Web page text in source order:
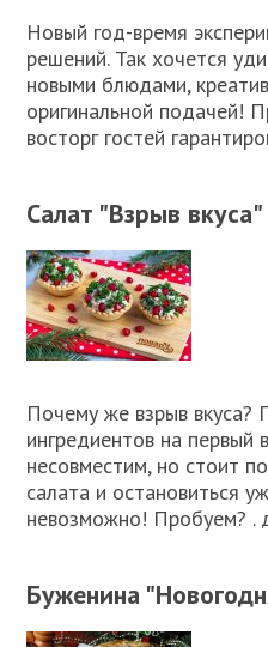
Новый год-время
решений. Так хочется
новыми блюдами,
оригинальной подачей!
восторг гостей
Салат "Взрыв
Почему же взрыв вкуса?
ингредиентов на первый
несовместим, но стоит
салата и остановиться
невозможно! Пробуем? .
Буженина